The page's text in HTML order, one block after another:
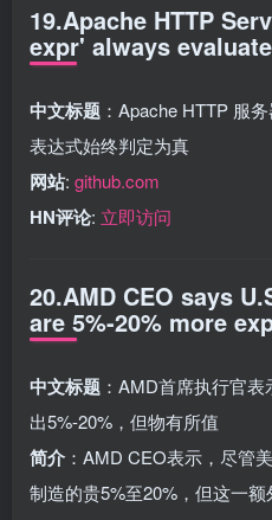
19.Apache HTTP
expr' always
中文标题 ：Apache HTTP 服
表达式始终判定为真
网站: github.com
HN评论: 立即访问
20.AMD CEO says
are 5%-20% more
中文标题 ：AMD首席执行官
出5%-20%，但物有所值
简介 ：AMD CEO表示，尽管
制造的贵5%至20%，但这一